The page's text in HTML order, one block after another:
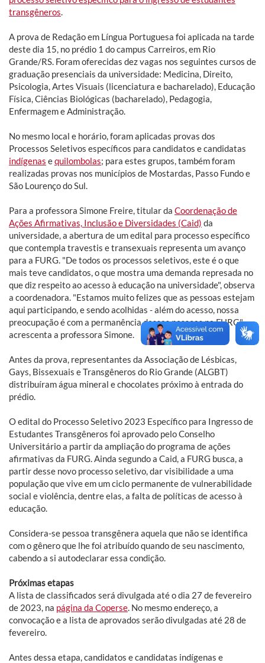
transgêneros.
A prova de Redação em Língua Portuguesa foi aplicada na tarde
deste dia 15, no prédio 1 do campus Carreiros, em Rio
Grande/RS. Foram oferecidas dez vagas nos seguintes cursos de
graduação presenciais da universidade: Medicina, Direito,
Psicologia, Artes Visuais (licenciatura e bacharelado), Educação
Física, Ciências Biológicas (bacharelado), Pedagogia,
Enfermagem e Administração.
No mesmo local e horário, foram aplicadas provas dos
Processos Seletivos específicos para candidatos e candidatas
indígenas equilombolas; para estes grupos, também foram
realizadas provas nos municípios de Mostardas, Passo Fundo e
São Lourenço do Sul.
Para a professora Simone Freire, titular da Coordenação de
Ações Afirmativas, Inclusão e Diversidades (Caid) da
universidade, a abertura de um edital para processo específico
que contempla travestis e transexuais representa um avanço
para a FURG. "De todos os processos seletivos, este é o que
mais teve candidatos, o que mostra uma demanda represada no
que diz respeito ao acesso à educação na universidade", observa
a coordenadora. "Estamos muito felizes que as pessoas estejam
aqui participando, e sendo acolhidas - além do acesso, nossa
preocupação é com a permanência dessas pessoas na FURG",
acrescenta a professora Simone.
Antes da prova, representantes da Associação de Lésbicas,
Gays, Bissexuais e Transgêneros do Rio Grande (ALGBT)
distribuíram água mineral e chocolates próximo à entrada do
prédio.
O edital do Processo Seletivo 2023 Específico para Ingresso de
Estudantes Transgêneros foi aprovado pelo Conselho
Universitário a partir da ampliação do programa de ações
afirmativas da FURG. Ainda segundo a Caid, a FURG busca, a
partir desse novo processo seletivo, dar visibilidade a uma
população que vive em um ciclo permanente de vulnerabilidade
social e violência, dentre elas, a falta de políticas de acesso à
educação.
Considera-se pessoa transgênera aquela que não se identifica
com o gênero que lhe foi atribuído quando de seu nascimento,
cabendo a si autodeclarar essa condição.
Próximas etapas
A lista de classificados será divulgada até o dia 27 de fevereiro
de 2023, na página da Coperse. No mesmo endereço, a
convocação e a lista de aprovados serão divulgadas até 28 de
fevereiro.
Antes dessa etapa, candidatos e candidatas indígenas e